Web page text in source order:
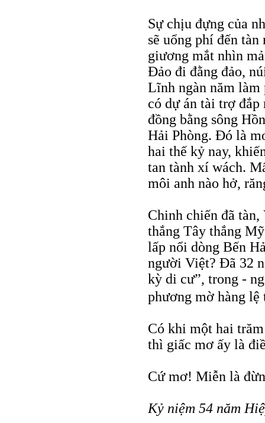
Sự chịu đựng của
sẽ uổng phí đến
giương mắt nhìn
Đảo đi đằng đảo,
Lĩnh ngàn năm làm
có dự án tài trợ
đồng bằng sông
Hải Phòng. Đó là
hai thế kỷ nay,
tan tành xí wách.
môi anh nào hở,
Chinh chiến đã
thắng Tây thắng
lấp nổi dòng Bến
người Việt? Đã 32
kỳ di cư”, trong -
phương mờ hàng
Có khi một hai
thì giấc mơ ấy là
Cứ mơ! Miễn là
Kỷ niệm 54 năm